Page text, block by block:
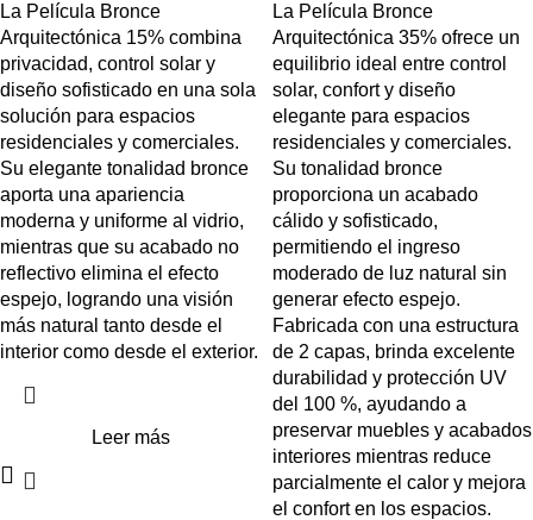
La Película Bronce
Arquitectónica 15% combina
privacidad, control solar y
diseño sofisticado en una sola
solución para espacios
residenciales y comerciales.
Su elegante tonalidad bronce
aporta una apariencia
moderna y uniforme al vidrio,
mientras que su acabado no
reflectivo elimina el efecto
espejo, logrando una visión
más natural tanto desde el
interior como desde el exterior.
Leer más
La Película Bronce
Arquitectónica 35% ofrece un
equilibrio ideal entre control
solar, confort y diseño
elegante para espacios
residenciales y comerciales.
Su tonalidad bronce
proporciona un acabado
cálido y sofisticado,
permitiendo el ingreso
moderado de luz natural sin
generar efecto espejo.
Fabricada con una estructura
de 2 capas, brinda excelente
durabilidad y protección UV
del 100 %, ayudando a
preservar muebles y acabados
interiores mientras reduce
parcialmente el calor y mejora
el confort en los espacios.